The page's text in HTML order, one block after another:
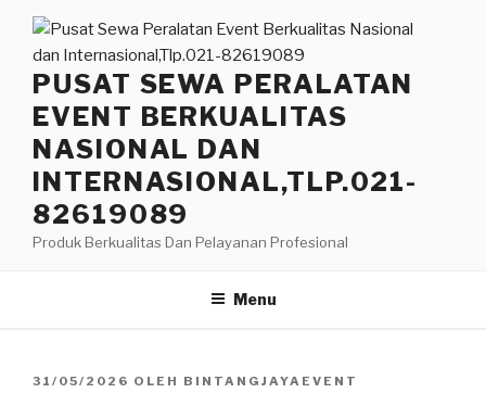
Lompat
konten
PUSAT SEWA PERALATAN
EVENT BERKUALITAS
NASIONAL DAN
INTERNASIONAL,TLP.021-
82619089
Produk Berkualitas Dan Pelayanan Profesional
Menu
DIPOSKAN
31/05/2026 OLEH BINTANGJAYAEVENT